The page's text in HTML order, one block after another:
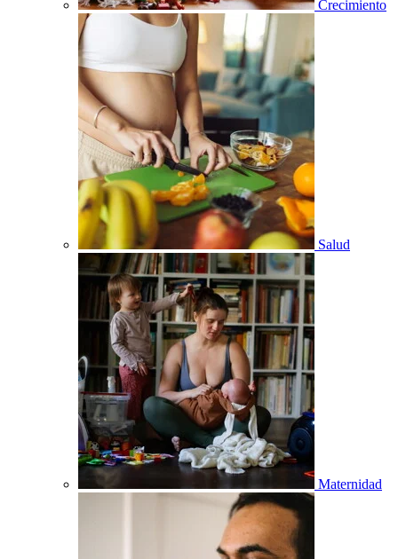
Crecimiento
Salud
Maternidad